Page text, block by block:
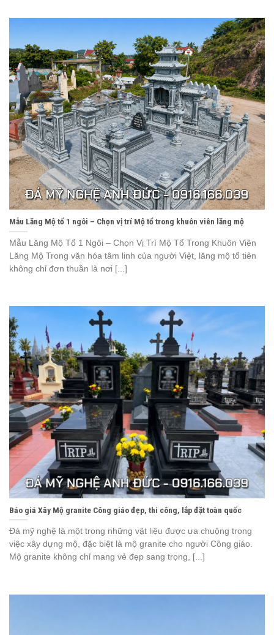
Mẫu Lăng Mộ tổ 1 ngôi – Chọn vị trí Mộ tổ trong khuôn viên lăng mộ
Mẫu Lăng Mộ Tổ 1 Ngôi – Chọn Vị Trí Mộ Tổ Trong Khuôn Viên
Lăng Mộ Trong văn hóa tâm linh của người Việt, lăng mộ tổ tiên
không chỉ đơn thuần là nơi [...]
Báo giá Xây Mộ granite Công giáo đẹp, thi công, lắp đặt toàn quốc
Đá mỹ nghệ là một trong những vật liệu được ưa chuộng trong
việc xây dựng mộ, đặc biệt là mộ granite cho người Công giáo.
Mộ granite không chỉ mang vẻ đẹp sang trọng, [...]